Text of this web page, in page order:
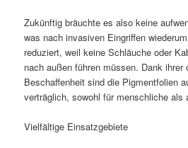
Zukünftig bräuchte es also keine
was nach invasiven Eingriffen
reduziert, weil keine Schläuche oder
nach außen führen müssen. Dank ihrer
Beschaffenheit sind die Pigmentfolien
verträglich, sowohl für menschliche als
Vielfältige Einsatzgebiete